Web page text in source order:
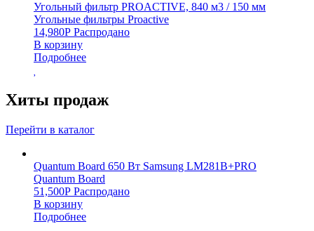
Угольный фильтр PROACTIVE, 840 м3 / 150 мм
Угольные фильтры Proactive
14,980Р Распродано
В корзину
Подробнее
Хиты продаж
Перейти в каталог
Quantum Board 650 Вт Samsung LM281B+PRO
Quantum Board
51,500Р Распродано
В корзину
Подробнее